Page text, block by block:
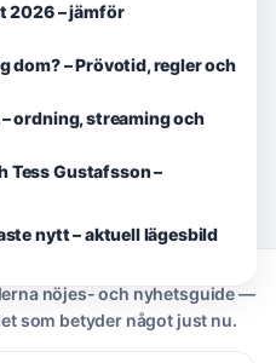
2026 – jämför
dom? – Prövotid, regler och
ordning, streaming och
Tess Gustafsson –
nytt – aktuell lägesbild
nöjes- och nyhetsguide —
som betyder något just nu.